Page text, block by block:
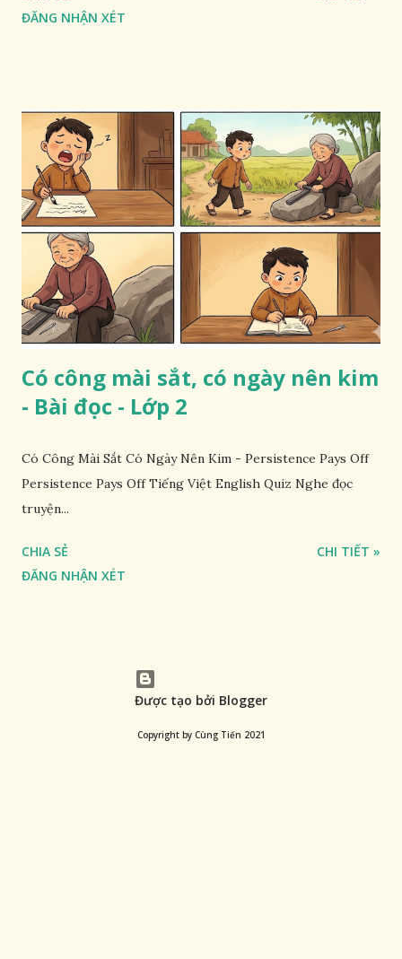
ĐĂNG NHẬN XÉT
Có công mài sắt, có ngày nên kim
- Bài đọc - Lớp 2
Có Công Mài Sắt Có Ngày Nên Kim - Persistence Pays Off
Persistence Pays Off Tiếng Việt English Quiz Nghe đọc
truyện...
CHIA SẺ
ĐĂNG NHẬN XÉT
CHI TIẾT »
Được tạo bởi Blogger
Copyright by Cùng Tiến 2021